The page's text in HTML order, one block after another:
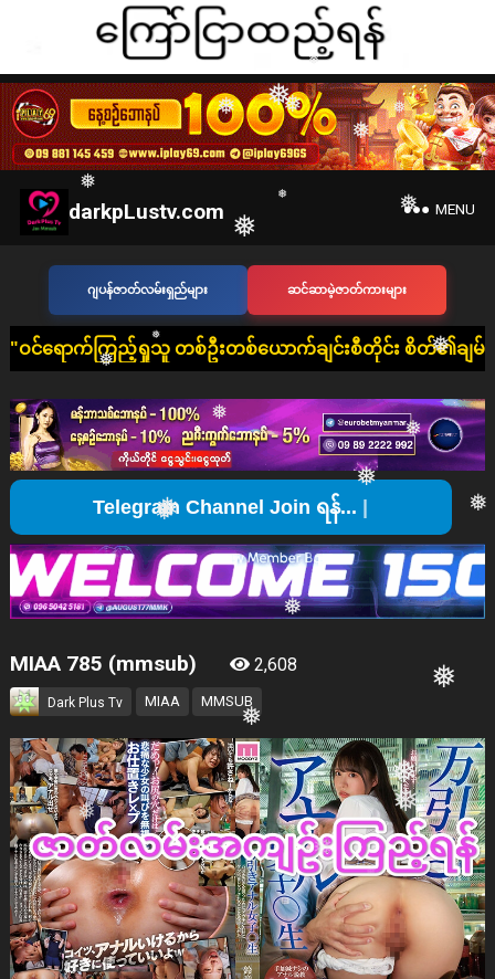
❅
❅
❅ ❅
❅
❅
❅
❅
❅
❅
❅
❅
❅
❅
❅
❅
❅ ❅
❅
❅
❅
❅
darkpLustv.com MENU
ဂျပန်ဇာတ်လမ်းရှည်များ ဆင်ဆာမဲ့ဇာတ်ကားများ
သူ တစ်ဦးတစ်ယောက်ချင်းစီတိုင်း စိတ်၏ချမ်းသာခြင်း၊ ကိုယ်၏က
Tel
MIAA 785 (mmsub) 2,608
Dark Plus Tv MIAA MMSUB